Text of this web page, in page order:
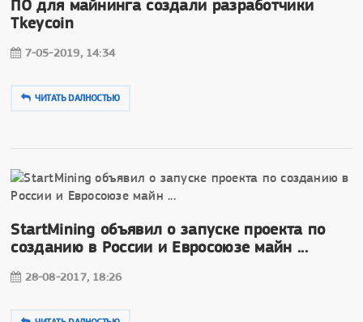
ПО для майнинга создали разработчики
Tkeycoin
7-05-2019, 14:34
ЧИТАТЬ DAЛНОСТЬЮ
StartMining объявил о запуске проекта по
созданию в России и Евросоюзе майн ...
28-08-2017, 18:26